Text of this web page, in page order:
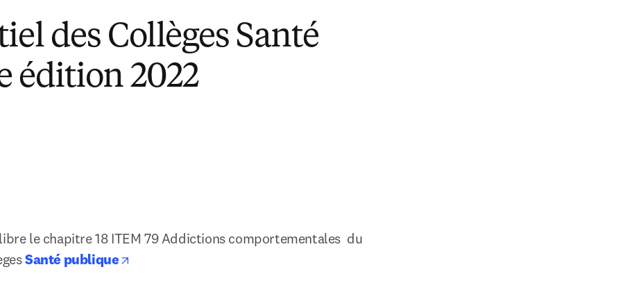
des Collèges Santé
édition 2022
le chapitre 18 ITEM 79 Addictions comportementales  du
Santé publique